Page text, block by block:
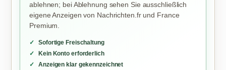
ablehnen; bei Ablehnung sehen Sie ausschließlich
eigene Anzeigen von Nachrichten.fr und France
Premium.
Sofortige Freischaltung
Kein Konto erforderlich
Anzeigen klar gekennzeichnet